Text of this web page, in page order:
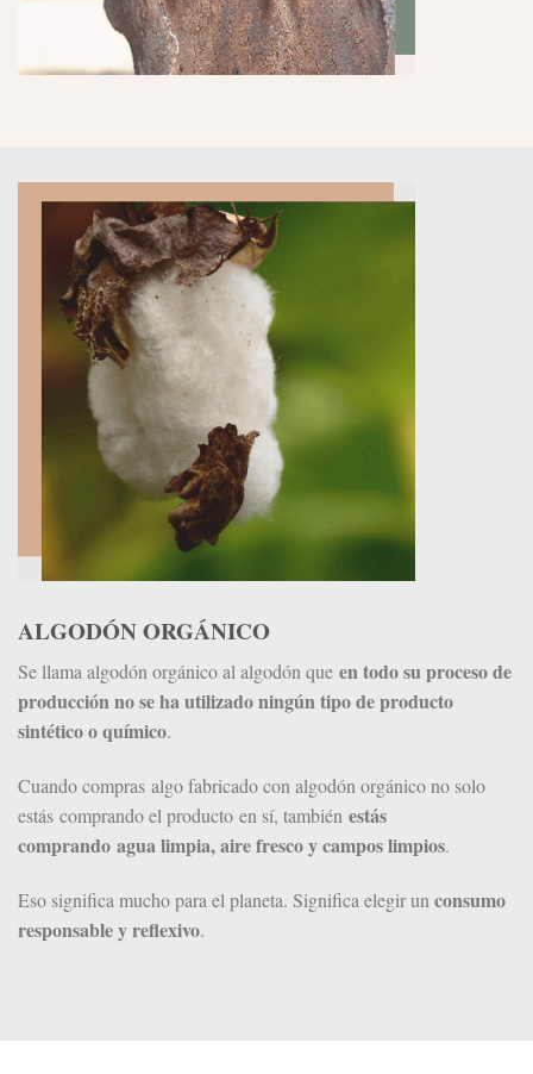
ALGODÓN ORGÁNICO
Se llama algodón orgánico al algodón que en todo su proceso de
producción no se ha utilizado ningún tipo de producto
sintético o químico.
Cuando compras algo fabricado con algodón orgánico no solo
estás comprando el producto en sí, también estás
comprando agua limpia, aire fresco y campos limpios.
Eso significa mucho para el planeta. Significa elegir un consumo
responsable y reflexivo.